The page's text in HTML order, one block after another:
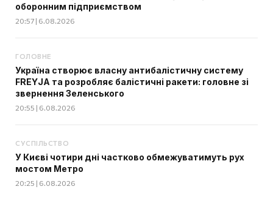
оборонним підприємством
20:57 | 6.08.2026
ГОЛОВНЕ
Україна створює власну антибалістичну систему
FREYJA та розробляє балістичні ракети: головне зі
звернення Зеленського
20:55 | 6.08.2026
СУСПІЛЬСТВО
У Києві чотири дні частково обмежуватимуть рух
мостом Метро
20:25 | 6.08.2026